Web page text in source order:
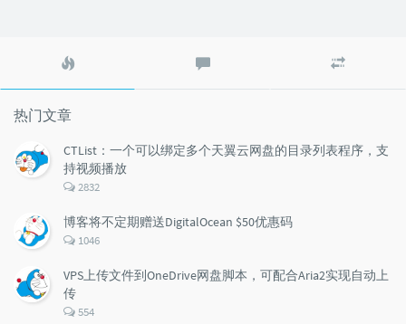
文
评
文
热门文章
CTList：一个可以绑定多个天翼云网盘的目录列表程序，支
持视频播放
评
数：
2832
博客将不定期赠送DigitalOcean $50优惠码
评
数：
1046
VPS上传文件到OneDrive网盘脚本，可配合Aria2实现自动上
传
评
554